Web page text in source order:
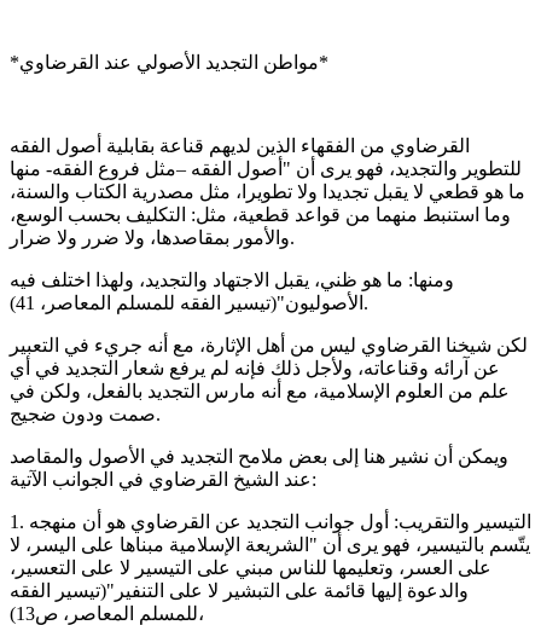
*مواطن التجديد الأصولي عند القرضاوي*
القرضاوي من الفقهاء الذين لديهم قناعة بقابلية أصول الفقه
للتطوير والتجديد، فهو يرى أن "أصول الفقه –مثل فروع الفقه- منها
ما هو قطعي لا يقبل تجديدا ولا تطويرا، مثل مصدرية الكتاب والسنة،
وما استنبط منهما من قواعد قطعية، مثل: التكليف بحسب الوسع،
والأمور بمقاصدها، ولا ضرر ولا ضرار.
ومنها: ما هو ظني، يقبل الاجتهاد والتجديد، ولهذا اختلف فيه
الأصوليون"(تيسير الفقه للمسلم المعاصر، 41).
لكن شيخنا القرضاوي ليس من أهل الإثارة، مع أنه جريء في التعبير
عن آرائه وقناعاته، ولأجل ذلك فإنه لم يرفع شعار التجديد في أي
علم من العلوم الإسلامية، مع أنه مارس التجديد بالفعل، ولكن في
صمت ودون ضجيج.
ويمكن أن نشير هنا إلى بعض ملامح التجديد في الأصول والمقاصد
عند الشيخ القرضاوي في الجوانب الآتية:
1. التيسير والتقريب: أول جوانب التجديد عن القرضاوي هو أن منهجه
يتّسم بالتيسير، فهو يرى أن "الشريعة الإسلامية مبناها على اليسر، لا
على العسر، وتعليمها للناس مبني على التيسير لا على التعسير،
والدعوة إليها قائمة على التبشير لا على التنفير"(تيسير الفقه
للمسلم المعاصر، ص13)،